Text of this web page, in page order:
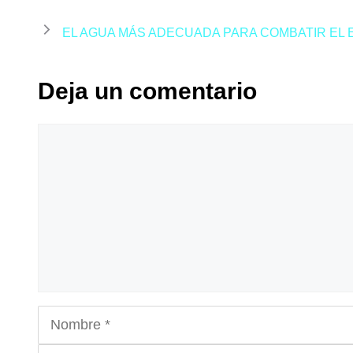
EL AGUA MÁS ADECUADA PARA COMBATIR EL
Deja un comentario